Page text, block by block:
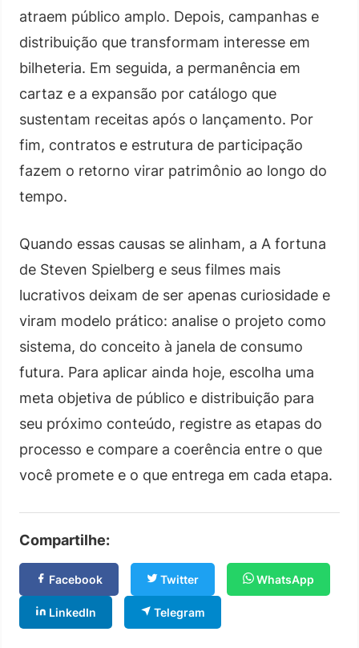
atraem público amplo. Depois, campanhas e
distribuição que transformam interesse em
bilheteria. Em seguida, a permanência em
cartaz e a expansão por catálogo que
sustentam receitas após o lançamento. Por
fim, contratos e estrutura de participação
fazem o retorno virar patrimônio ao longo do
tempo.
Quando essas causas se alinham, a A fortuna
de Steven Spielberg e seus filmes mais
lucrativos deixam de ser apenas curiosidade e
viram modelo prático: analise o projeto como
sistema, do conceito à janela de consumo
futura. Para aplicar ainda hoje, escolha uma
meta objetiva de público e distribuição para
seu próximo conteúdo, registre as etapas do
processo e compare a coerência entre o que
você promete e o que entrega em cada etapa.
Compartilhe:
Facebook Twitter WhatsApp
LinkedIn Telegram